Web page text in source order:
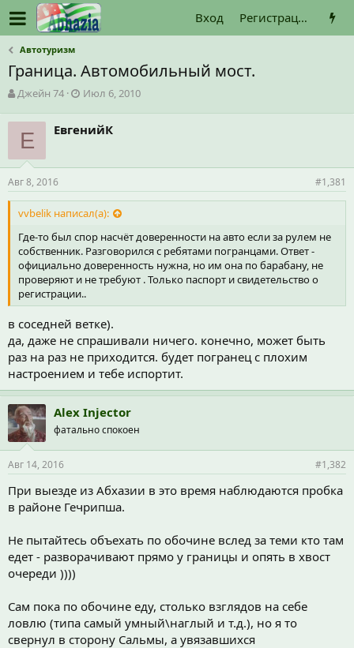
Вход Регистрация
Автотуризм
Граница. Автомобильный мост.
А
т
о
р
т
е
м
ы
Джейн 74
Д
а
а
л
а
Июл 6, 2010
Е ЕвгенийК
Авг 8, 2016 #1,381
vvbelik написал(а):
Где-то был спор насчёт доверенности на авто если за рулем не
собственник. Разговорился с ребятами погранцами. Ответ -
официально доверенность нужна, но им она по барабану, не
проверяют и не требуют . Только паспорт и свидетельство о
регистрации..
в соседней ветке).
да, даже не спрашивали ничего. конечно, может быть
раз на раз не приходится. будет погранец с плохим
настроением и тебе испортит.
Alex Injector
фатально спокоен
Авг 14, 2016 #1,382
При выезде из Абхазии в это время наблюдаются пробка
в районе Гечрипша.
Не пытайтесь объехать по обочине вслед за теми кто там
едет - разворачивают прямо у границы и опять в хвост
очереди ))))
Сам пока по обочине еду, столько взглядов на себе
ловлю (типа самый умный\наглый и т.д.), но я то
свернул в сторону Сальмы, а увязавшихся